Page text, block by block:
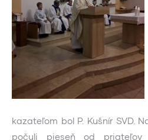
kazateľom bol P. Kušnír SVD.
počuli pieseň od priateľov